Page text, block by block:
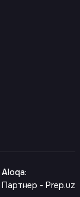
Aloqa:
Партнер - Prep.uz